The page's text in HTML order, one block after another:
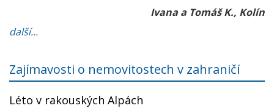
Ivana a Tomáš K., Kolín
další...
Zajímavosti o nemovitostech v zahraničí
Léto v rakouských Alpách